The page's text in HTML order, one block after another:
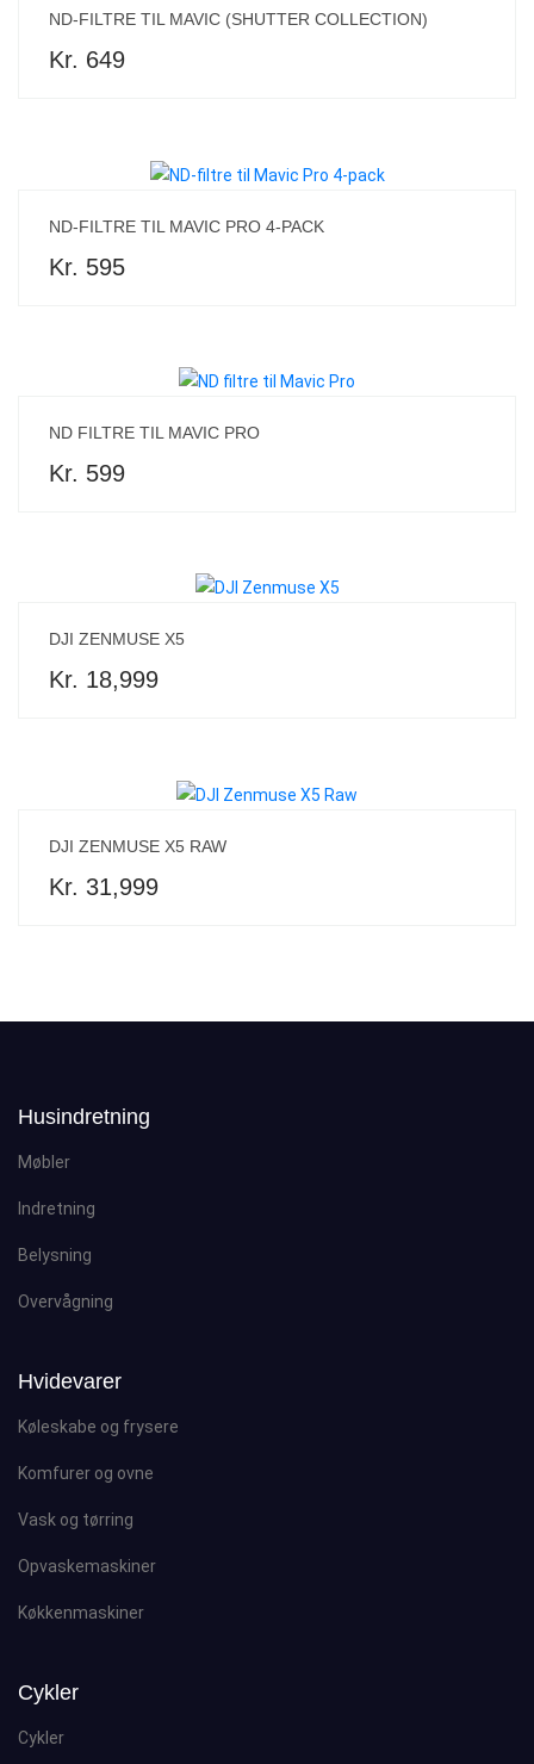
ND-FILTRE TIL MAVIC (SHUTTER COLLECTION)
Kr. 649
ND-FILTRE TIL MAVIC PRO 4-PACK
Kr. 595
ND FILTRE TIL MAVIC PRO
Kr. 599
DJI ZENMUSE X5
Kr. 18,999
DJI ZENMUSE X5 RAW
Kr. 31,999
Husindretning
Møbler
Indretning
Belysning
Overvågning
Hvidevarer
Køleskabe og frysere
Komfurer og ovne
Vask og tørring
Opvaskemaskiner
Køkkenmaskiner
Cykler
Cykler